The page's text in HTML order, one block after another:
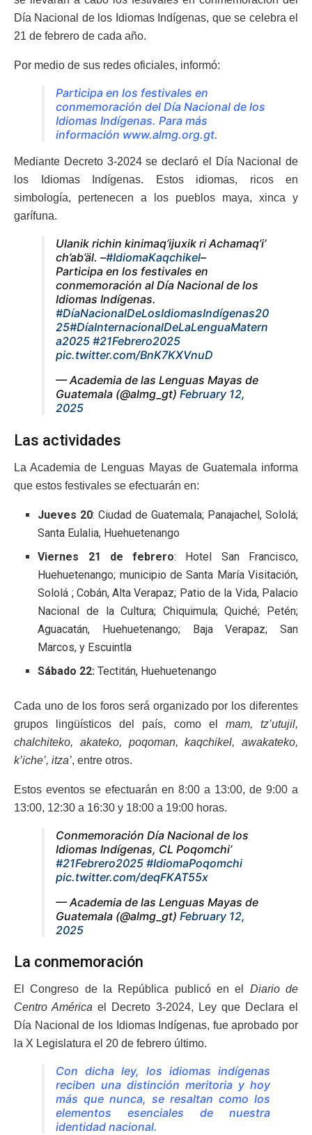
Día Nacional de los Idiomas Indígenas, que se celebra el
21 de febrero de cada año.
Por medio de sus redes oficiales, informó:
Participa en los festivales en
conmemoración del Día Nacional de los
Idiomas Indígenas. Para más
información www.almg.org.gt.
Mediante Decreto 3-2024 se declaró el Día Nacional de
los Idiomas Indígenas. Estos idiomas, ricos en
simbología, pertenecen a los pueblos maya, xinca y
garífuna.
Ulanik richin kinimaq’ijuxik ri Achamaq’i’
ch’ab’äl. –#IdiomaKaqchikel–
Participa en los festivales en
conmemoración al Día Nacional de los
Idiomas Indígenas.
#DíaNacionalDeLosIdiomasIndígenas20
25#DíaInternacionalDeLaLenguaMatern
a2025 #21Febrero2025
pic.twitter.com/BnK7KXVnuD
— Academia de las Lenguas Mayas de
Guatemala (@almg_gt) February 12,
2025
Las actividades
La Academia de Lenguas Mayas de Guatemala informa
que estos festivales se efectuarán en:
Jueves 20: Ciudad de Guatemala; Panajachel, Sololá;
Santa Eulalia, Huehuetenango
Viernes 21 de febrero: Hotel San Francisco,
Huehuetenango; municipio de Santa María Visitación,
Sololá ; Cobán, Alta Verapaz; Patio de la Vida, Palacio
Nacional de la Cultura; Chiquimula; Quiché; Petén;
Aguacatán, Huehuetenango; Baja Verapaz; San
Marcos, y Escuintla
Sábado 22: Tectitán, Huehuetenango
Cada uno de los foros será organizado por los diferentes
grupos lingüísticos del país, como el mam, tz’utujil,
chalchiteko, akateko, poqoman, kaqchikel, awakateko,
k’iche’, itza’, entre otros.
Estos eventos se efectuarán en 8:00 a 13:00, de 9:00 a
13:00, 12:30 a 16:30 y 18:00 a 19:00 horas.
Conmemoración Día Nacional de los
Idiomas Indígenas, CL Poqomchi’
#21Febrero2025 #IdiomaPoqomchi
pic.twitter.com/deqFKAT55x
— Academia de las Lenguas Mayas de
Guatemala (@almg_gt) February 12,
2025
La conmemoración
El Congreso de la República publicó en el Diario de
Centro América el Decreto 3-2024, Ley que Declara el
Día Nacional de los Idiomas Indígenas, fue aprobado por
la X Legislatura el 20 de febrero último.
Con dicha ley, los idiomas indígenas
reciben una distinción meritoria y hoy
más que nunca, se resaltan como los
elementos esenciales de nuestra
identidad nacional.